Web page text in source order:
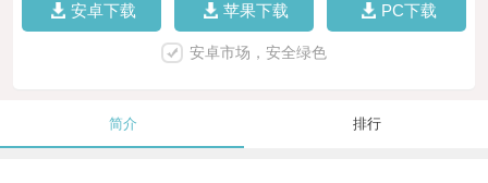
安卓下载 苹果下载 PC下载
安卓市场，安全绿色
简介 排行